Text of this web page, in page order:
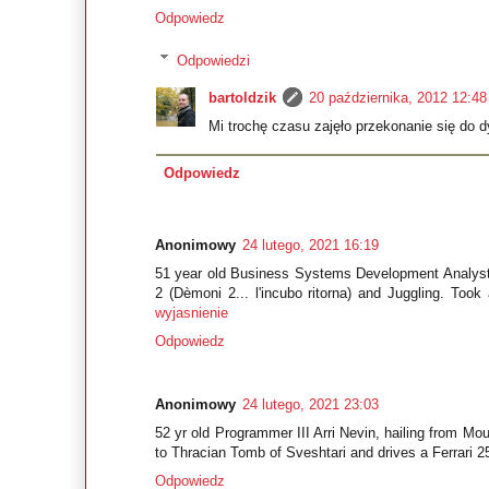
Odpowiedz
Odpowiedzi
bartoldzik
20 października, 2012 12:48
Mi trochę czasu zajęło przekonanie się do
Odpowiedz
Anonimowy 24 lutego, 2021 16:19
51 year old Business Systems Development
2 (Dèmoni 2... l'incubo ritorna) and Juggling.
wyjasnienie
Odpowiedz
Anonimowy 24 lutego, 2021 23:03
52 yr old Programmer III Arri Nevin, hailing from
to Thracian Tomb of Sveshtari and drives a Ferrari
Odpowiedz